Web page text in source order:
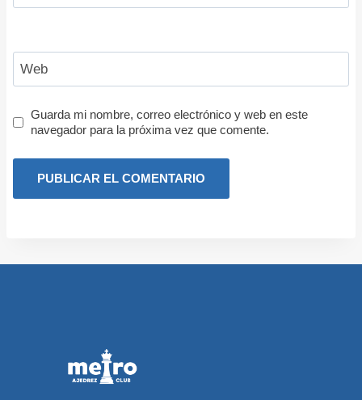
Web
Guarda mi nombre, correo electrónico y web en este
navegador para la próxima vez que comente.